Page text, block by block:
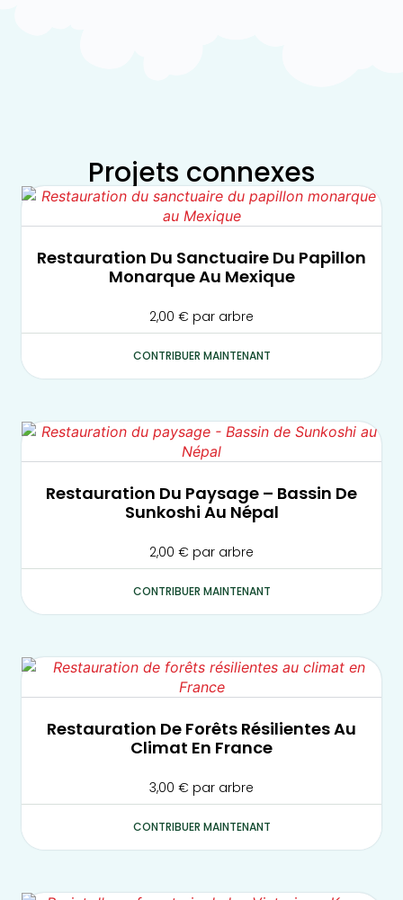
Projets connexes
Restauration Du Sanctuaire Du Papillon
Monarque Au Mexique
2,00 € par arbre
CONTRIBUER MAINTENANT
Restauration Du Paysage – Bassin De
Sunkoshi Au Népal
2,00 € par arbre
CONTRIBUER MAINTENANT
Restauration De Forêts Résilientes Au
Climat En France
3,00 € par arbre
CONTRIBUER MAINTENANT